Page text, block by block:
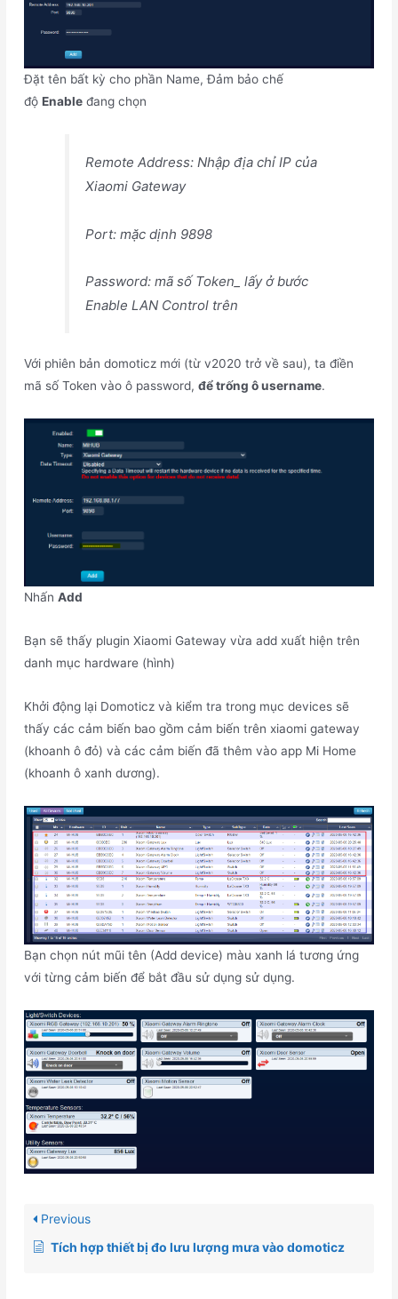
Đặt tên bất kỳ cho phần Name, Đảm bảo chế
độEnable đang chọn
Remote Address: Nhập địa chỉ IP của
Xiaomi Gateway
Port: mặc dịnh 9898
Password: mã số Token_ lấy ở bước
Enable LAN Control trên
Với phiên bản domoticz mới (từ v2020 trở về sau), ta điền
mã số Token vào ô password,để trống ô username.
NhấnAdd
Bạn sẽ thấy plugin Xiaomi Gateway vừa add xuất hiện trên
danh mục hardware (hình)
Khởi động lại Domoticz và kiểm tra trong mục devices sẽ
thấy các cảm biến bao gồm cảm biến trên xiaomi gateway
(khoanh ô đỏ) và các cảm biến đã thêm vào app Mi Home
(khoanh ô xanh dương).
Bạn chọn nút mũi tên (Add device) màu xanh lá tương ứng
với từng cảm biến để bắt đầu sử dụng sử dụng.
Previous
Tích hợp thiết bị đo lưu lượng mưa vào domoticz